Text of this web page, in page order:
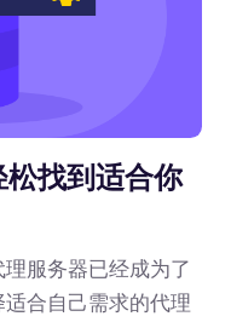
找到适合你
服务器已经成为了
合自己需求的代理